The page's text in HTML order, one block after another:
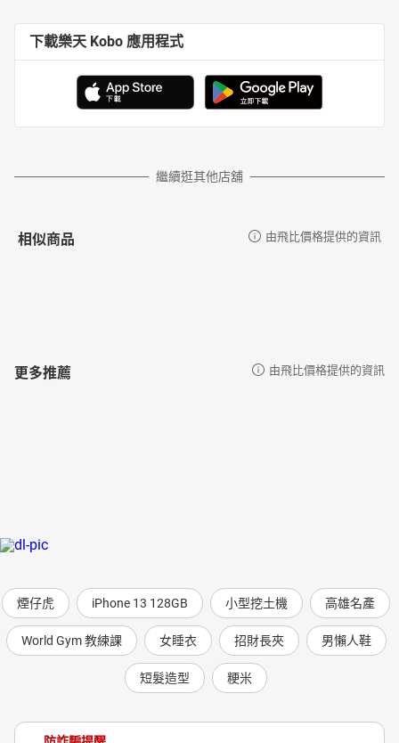
下載樂天 Kobo 應用程式
繼續逛其他店舖
相似商品 由飛比價格提供的資訊
更多推薦 由飛比價格提供的資訊
煙仔虎 iPhone 13 128GB 小型挖土機 高雄名產
World Gym 教練課 女睡衣 招財長夾 男懶人鞋
短髮造型 粳米